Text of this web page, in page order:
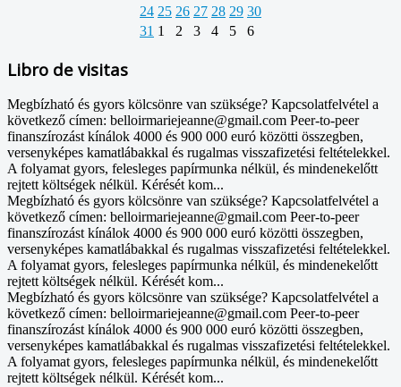
24 25 26 27 28 29 30
31 1 2 3 4 5 6
Libro de visitas
Megbízható és gyors kölcsönre van szüksége? Kapcsolatfelvétel a
következő címen: belloirmariejeanne@gmail.com Peer-to-peer
finanszírozást kínálok 4000 és 900 000 euró közötti összegben,
versenyképes kamatlábakkal és rugalmas visszafizetési feltételekkel.
A folyamat gyors, felesleges papírmunka nélkül, és mindenekelőtt
rejtett költségek nélkül. Kérését kom...
Megbízható és gyors kölcsönre van szüksége? Kapcsolatfelvétel a
következő címen: belloirmariejeanne@gmail.com Peer-to-peer
finanszírozást kínálok 4000 és 900 000 euró közötti összegben,
versenyképes kamatlábakkal és rugalmas visszafizetési feltételekkel.
A folyamat gyors, felesleges papírmunka nélkül, és mindenekelőtt
rejtett költségek nélkül. Kérését kom...
Megbízható és gyors kölcsönre van szüksége? Kapcsolatfelvétel a
következő címen: belloirmariejeanne@gmail.com Peer-to-peer
finanszírozást kínálok 4000 és 900 000 euró közötti összegben,
versenyképes kamatlábakkal és rugalmas visszafizetési feltételekkel.
A folyamat gyors, felesleges papírmunka nélkül, és mindenekelőtt
rejtett költségek nélkül. Kérését kom...